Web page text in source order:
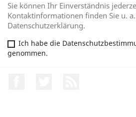
Sie können Ihr Einverständnis
Kontaktinformationen finden Sie u.
Datenschutzerklärung.
Ich habe die
genommen.